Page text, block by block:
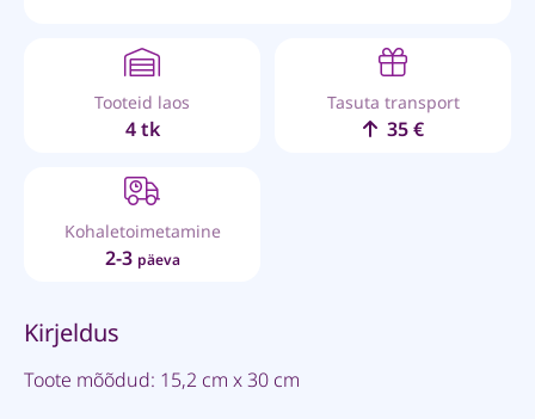
Tooteid laos
4 tk
Tasuta transport
35 €
Kohaletoimetamine
2-3 päeva
Kirjeldus
Toote mõõdud: 15,2 cm x 30 cm